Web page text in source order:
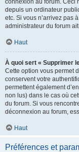
connexion au forum. Ceci
depuis un ordinateur
etc. Si vous n’arrivez pas
administrateur du forum
Haut
À quoi sert « Supprimer
Cette option vous permet
conservent votre
permettent également
non lus) dans le cas où
du forum. Si vous
déconnexion au forum,
Haut
Préférences et